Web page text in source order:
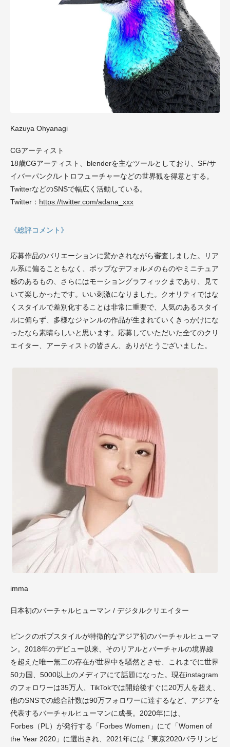
Kazuya Ohyanagi
CGアーティスト
18歳CGアーティスト、blenderを主なツールとしており、SF/サ
イバーパンク/レトロフューチャーなどの世界観を得意とする。
TwitterなどのSNSで幅広く活動している。
Twitter： https://twitter.com/adana_xxx
《総評コメント》
応募作品のバリエーションに驚かされながら審査しました。リア
ル系に偏ることもなく、ポップなデフォルメのものやミニチュア
感のあるもの、さらにはモーショングラフィックまであり、見て
いて楽しかったです。いい刺激になりました。クオリティではな
くスタイルで差別化することは非常に重要で、人気のあるスタイ
ルに偏らず、多様なジャンルの作品が生まれていくきっかけにな
ったなら素晴らしいと思います。応募していただいた全てのクリ
エイター、アーティストの皆さん、ありがとうございました。
imma
日本初のバーチャルヒューマン / デジタルクリエイター
ピンクのボブスタイルが特徴的なアジア初のバーチャルヒューマ
ン。2018年のデビュー以来、そのリアルとバーチャルの境界線
を超えた唯一無二の存在が世界中を騒然とさせ、これまでに世界
50カ国、5000以上のメディアにて話題になった。現在instagram
のフォロワーは35万人、TikTokでは開始後すぐに20万人を超え、
他のSNSでの総合計数は90万フォロワーに達するなど、アジアを
代表するバーチャルヒューマンに成長。2020年には、
Forbes（PL）が発行する「Forbes Women」にて「Women of
the Year 2020」に選出され、2021年には「東京2020パラリンピ